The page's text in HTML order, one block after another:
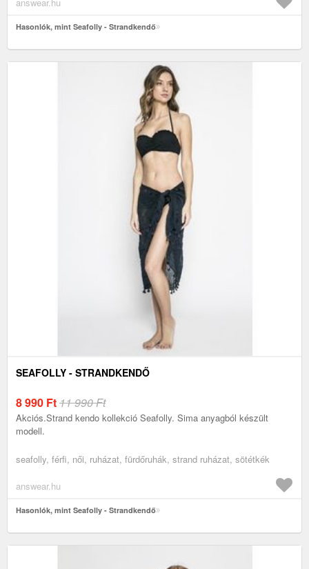
Hasonlók, mint Seafolly - Strandkendő
SEAFOLLY - STRANDKENDŐ
8 990 Ft11 990 Ft
Akciós.Strand kendo kollekció Seafolly. Sima anyagból készült
modell.
seafolly, férfi, női, ruházat, fürdőruhák, strand ruházat, sötétkék
answear.hu
Hasonlók, mint Seafolly - Strandkendő